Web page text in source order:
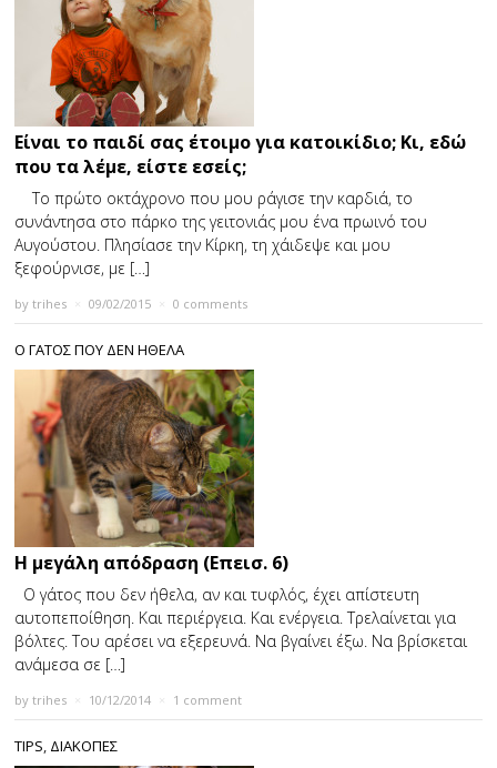
Είναι το παιδί σας έτοιμο για κατοικίδιο; Κι, εδώ
που τα λέμε, είστε εσείς;
Το πρώτο οκτάχρονο που μου ράγισε την καρδιά, το
συνάντησα στο πάρκο της γειτονιάς μου ένα πρωινό του
Αυγούστου. Πλησίασε την Κίρκη, τη χάιδεψε και μου
ξεφούρνισε, με […]
bytrihes 09/02/2015 0 comments
Ο ΓΑΤΟΣ ΠΟΥ ΔΕΝ ΗΘΕΛΑ
Η μεγάλη απόδραση (Επεισ. 6)
Ο γάτος που δεν ήθελα, αν και τυφλός, έχει απίστευτη
αυτοπεποίθηση. Και περιέργεια. Και ενέργεια. Τρελαίνεται για
βόλτες. Του αρέσει να εξερευνά. Να βγαίνει έξω. Να βρίσκεται
ανάμεσα σε […]
bytrihes 10/12/2014 1 comment
TIPS, ΔΙΑΚΟΠΕΣ